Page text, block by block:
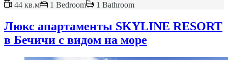
44 кв.м
1 Bedroom 1 Bathroom
Люкс апартаменты SKYLINE RESORT
в Бечичи с видом на море